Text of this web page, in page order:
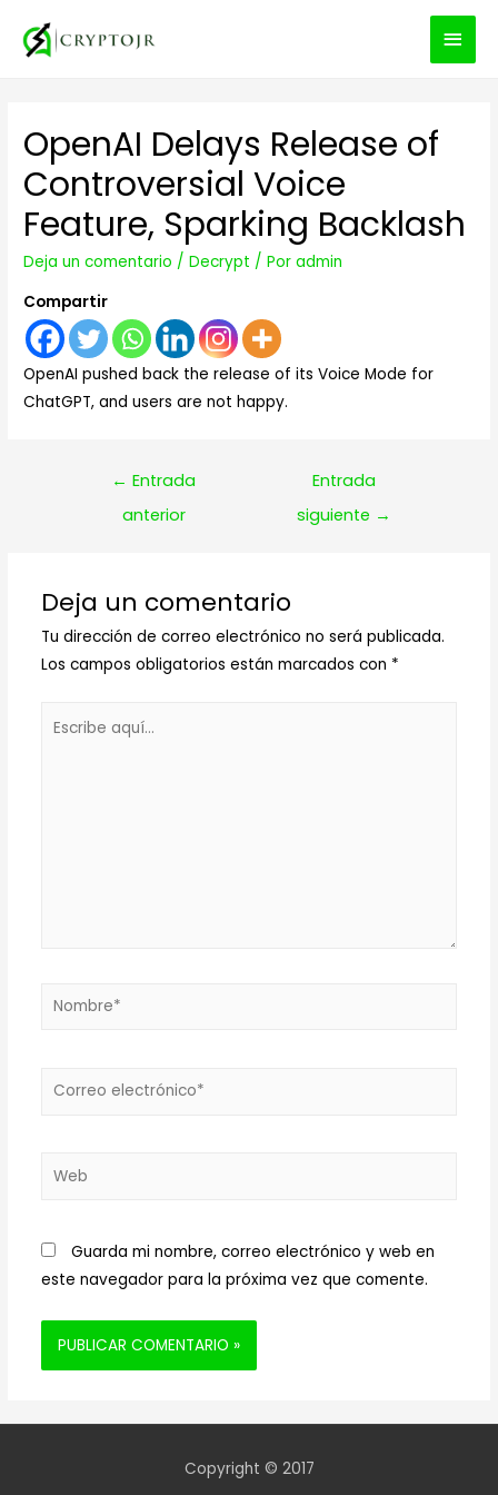
OpenAI Delays Release of
Controversial Voice
Feature, Sparking Backlash
Deja un comentario /Decrypt / Poradmin
Compartir
OpenAI pushed back the release of its Voice Mode for
ChatGPT, and users are not happy.
Navegación
← Entrada
anterior
Entrada
siguiente →
Deja un comentario
Tu dirección de correo electrónico no será publicada.
Los campos obligatorios están marcados con *
Nombre*
Correo
Web
Guarda mi nombre, correo electrónico y web en
este navegador para la próxima vez que comente.
Copyright © 2017